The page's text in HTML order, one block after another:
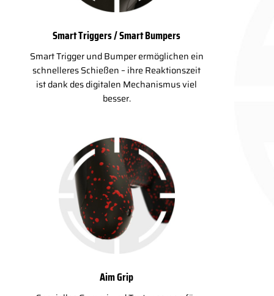
Smart Triggers / Smart Bumpers
Smart Trigger und Bumper ermöglichen ein
schnelleres Schießen – ihre Reaktionszeit
ist dank des digitalen Mechanismus viel
besser.
Aim Grip